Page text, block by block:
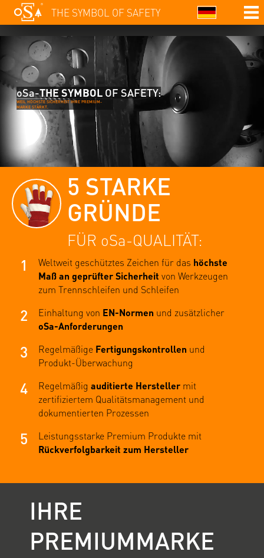
THE SYMBOL OF SAFETY
WEIL HÖCHSTE SICHERHEIT IHRE PREMIUM-
MARKE STÄRKT.
oSa-THE SYMBOL OF SAFETY:
5 STARKE
GRÜNDE
FÜR oSa-QUALITÄT:
1 Weltweit geschütztes Zeichen für das höchste
Maß an geprüfter Sicherheit von Werkzeugen
zum Trennschleifen und Schleifen
2 Einhaltung von EN-Normen und zusätzlicher
oSa-Anforderungen
3 Regelmäßige Fertigungskontrollen und
Produkt-Überwachung
4 Regelmäßigauditierte Hersteller mit
zertifiziertem Qualitätsmanagement und
dokumentierten Prozessen
5
Leistungsstarke Premium Produkte mit
Rückverfolgbarkeit zum Hersteller
IHRE
PREMIUMMARKE